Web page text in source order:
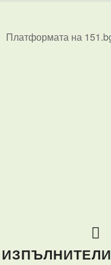
Платформата на